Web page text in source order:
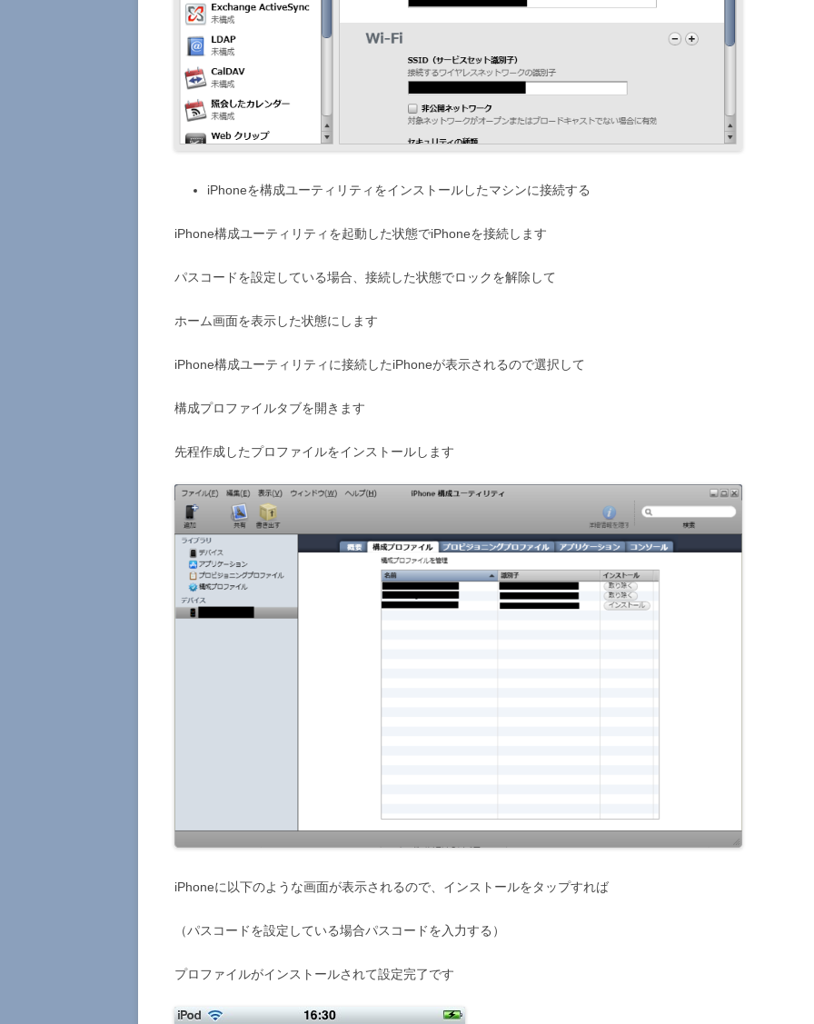
iPhoneを構成ユーティリティをインストールしたマシンに接続する
iPhone構成ユーティリティを起動した状態でiPhoneを接続します
パスコードを設定している場合、接続した状態でロックを解除して
ホーム画面を表示した状態にします
iPhone構成ユーティリティに接続したiPhoneが表示されるので選択して
構成プロファイルタブを開きます
先程作成したプロファイルをインストールします
iPhoneに以下のような画面が表示されるので、インストールをタップすれば
（パスコードを設定している場合パスコードを入力する）
プロファイルがインストールされて設定完了です